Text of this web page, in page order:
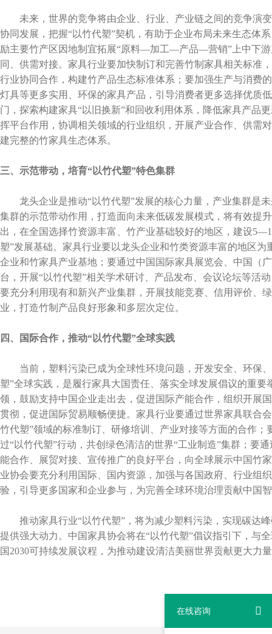
未来，世界的竞争将由企业、行业、产业链之间的竞争演
协同发展，把握“以竹代塑”契机，有助于企业布局未来生态体
励主要竹产区因地制宜拓展“原料—加工—产品—营销”上中下
同、供需对接。家具行业要加快制订和完善竹制家具相关标准
行业协同合作，构建竹产品生态标准体系；要加强生产与消费
灯具等更多实用、环保的家具产品，引导消费者更多选择优质
门，探索构建家具“以旧换新”和回收利用体系，降低家具产品
挥平台作用，协调相关领域的行业组织，开展产业合作、供需
建完整的竹家具生态体系。
三、示范带动，培育“以竹代塑”特色集群
龙头企业是推动“以竹代塑”发展的核心力量，产业集群是
集群的示范带动作用，打造面向未来低碳发展模式，将有效提
出，在全国选择竹资源丰富、竹产业基础较好的地区，建设
塑”发展基础。家具行业要以龙头企业和竹类资源丰富的地区
企业和竹家具产业基地；要通过中国国际家具展览会、中国（
台，开展“以竹代塑”相关学术研讨、产品发布、会议论坛等活
要充分利用现有和新兴产业集群，开展技能竞赛、信用评价、
业，打造竹制产品良好形象和多层次定位。
四、国际合作，推动“以竹代塑”全球实践
当前，塑料污染已成为全球性环境问题，开发安全、环保、
塑”全球实践，是履行家具大国责任、落实全球发展倡议的重
领，鼓励支持中国企业走出去，促进国际产能合作，组织开展
贯彻，促进国际贸易顺畅便捷。家具行业要通过世界家具联合
竹代塑”领域的标准制订、研修培训、产业对接等方面的合作
过“以竹代塑”行动，共创绿色清洁的世界“工业制造”集群；要
能合作、展贸对接、宣传推广的良好平台，向全球展示中国竹
业协会要充分利用国际、国内资源，加强与各国政府、行业组
验，引导更多国家和企业参与，为完善全球环境治理贡献中国
推动家具行业“以竹代塑”，将为减少塑料污染，实现碳达
提供强大动力。中国家具协会将在“以竹代塑”倡议指引下，与
国2030可持续发展议程，为推动建设清洁美丽世界贡献更大力
在线咨询